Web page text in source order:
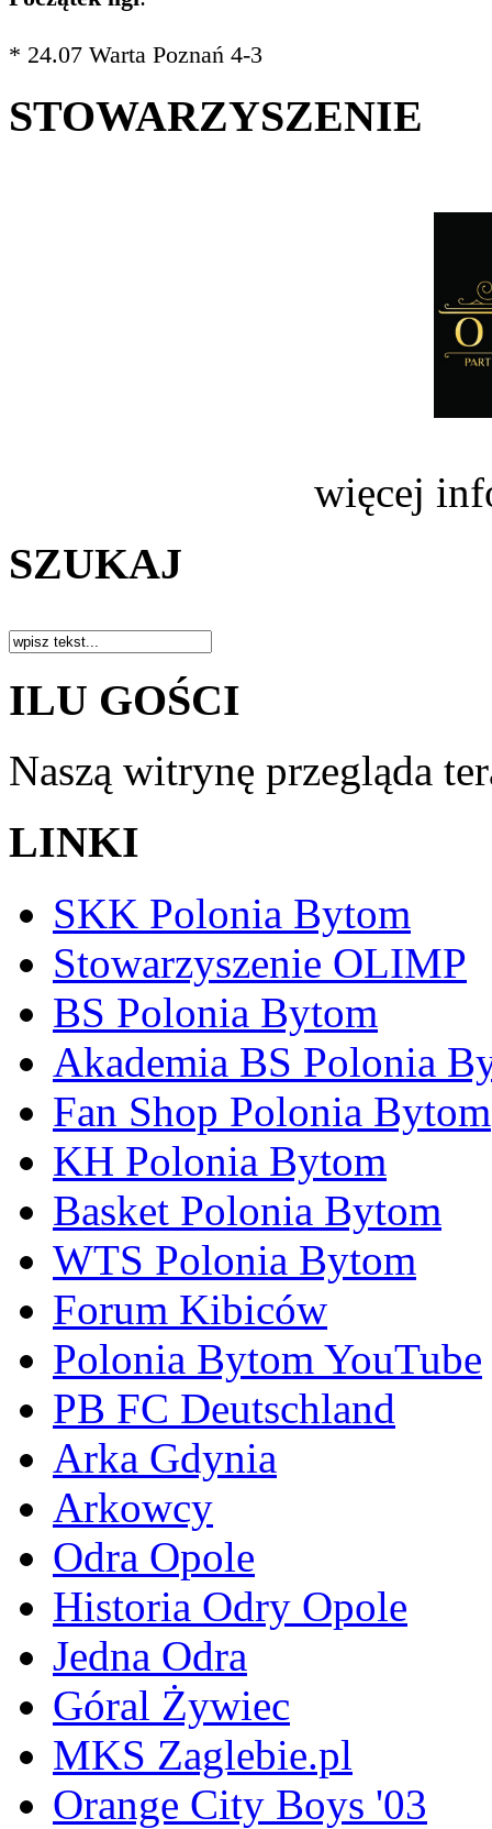
* 24.07 Warta Poznań 4-3
STOWARZYSZENIE
więcej
SZUKAJ
ILU GOŚCI
Naszą witrynę przegląda
LINKI
SKK Polonia Bytom
Stowarzyszenie OLIMP
BS Polonia Bytom
Akademia BS Polonia
Fan Shop Polonia Bytom
KH Polonia Bytom
Basket Polonia Bytom
WTS Polonia Bytom
Forum Kibiców
Polonia Bytom YouTube
PB FC Deutschland
Arka Gdynia
Arkowcy
Odra Opole
Historia Odry Opole
Jedna Odra
Góral Żywiec
MKS Zaglebie.pl
Orange City Boys '03